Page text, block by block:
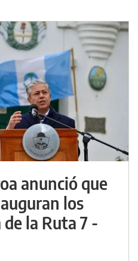
anunció que
los
la Ruta 7 -